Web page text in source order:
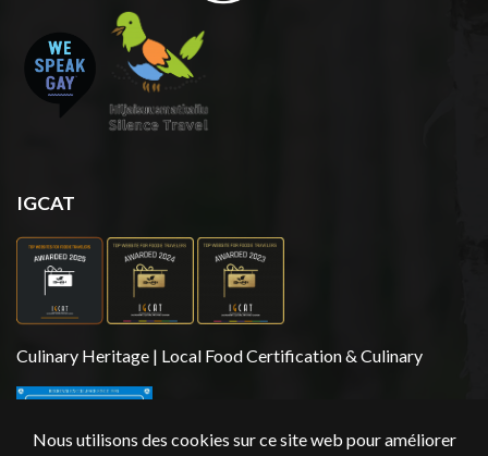
Nous utilisons des cookies sur ce site web pour améliorer
IGCAT
Culinary Heritage | Local Food Certification & Culinary